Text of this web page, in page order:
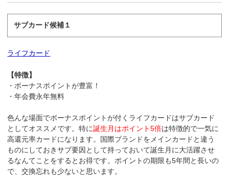
サブカード候補１
ライフカード
【特徴】
・ボーナスポイントが豊富！
・年会費永年無料
色んな場面でボーナスポイントが付くライフカードはサブカード
としてオススメです。特に誕生月はポイント5倍は特徴的で一気に
高還元率カードになります。国際ブランドをメインカードと違う
ものにしておきサブ要因として持っておいて誕生月に大活躍させ
るなんてことをするとお得です。ポイントの期限も5年間と長いの
で、交換忘れも少ないと思います。